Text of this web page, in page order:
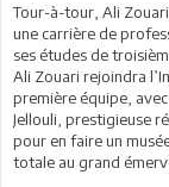
Tour-à-tour, Ali
une carrière de
ses études de
Ali Zouari rejoindra
première équipe,
Jellouli, prestigieuse
pour en faire un
totale au grand